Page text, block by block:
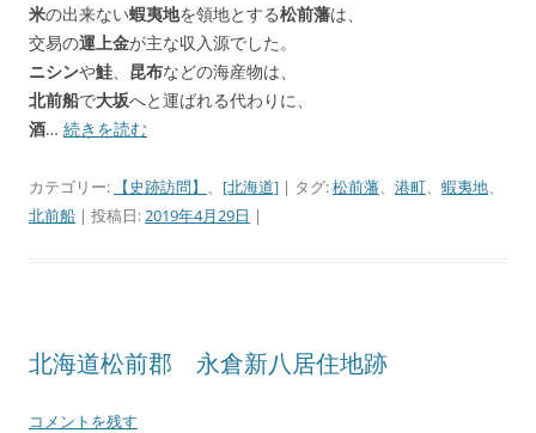
米の出来ない蝦夷地を領地とする松前藩は、
交易の運上金が主な収入源でした。
ニシンや鮭 昆布などの海産物は、
北前船で大坂へと運ばれる代わりに、
酒… 続きを読む
カテゴリー: 【史跡訪問】 [北海道] | タグ:松前藩 港町 蝦夷地
北前船 | 投稿日: 2019年4月29日 |
北海道松前郡 永倉新八居住地跡
コメントを残す